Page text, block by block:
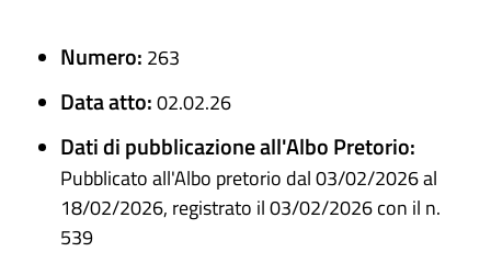
Numero: 263
Data atto:02.02.26
Dati di pubblicazione all'Albo Pretorio:
Pubblicato all'Albo pretorio dal 03/02/2026 al
18/02/2026, registrato il 03/02/2026 con il n.
539